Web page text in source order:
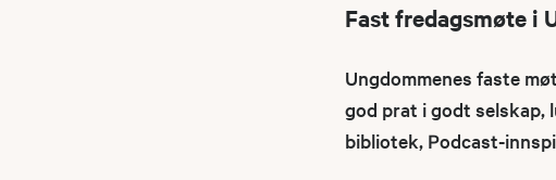
Fast fredagsmøte i
Ungdommenes faste
god prat i godt
bibliotek, Podcast-